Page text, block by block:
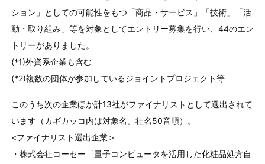
ション」としての可能性をもつ「商品・サービス」「技術」「活
動・取り組み」等を対象としてエントリー募集を行い、44のエン
トリーがありました。
(*1)外資系企業も含む
(*2)複数の団体が参加しているジョイントプロジェクト等
このうち次の企業ほか計13社がファイナリストとして選出されて
います（カギカッコ内は対象名。社名50音順）。
<ファイナリスト選出企業＞
・株式会社コーセー「量子コンピュータを活用した化粧品処方自